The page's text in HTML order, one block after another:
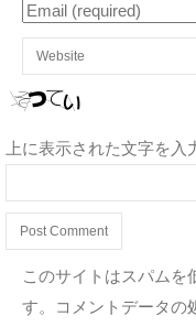
上に表示された文字を入
このサイトはスパムを
す。
コメントデータの